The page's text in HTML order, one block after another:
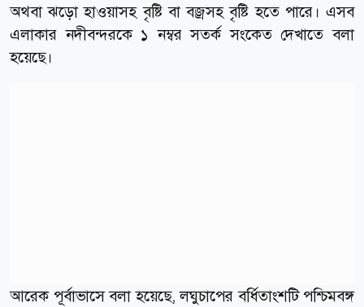
অথবা ঝড়ো হাওয়াসহ বৃষ্টি বা বজ্রসহ বৃষ্টি হতে পারে। এসব
এলাকার নদীবন্দরকে ১ নম্বর সতর্ক সংকেত দেখাতে বলা
হয়েছে।
আরেক পূর্বাভাসে বলা হয়েছে, লঘুচাপের বর্ধিতাংশটি পশ্চিমবঙ্গ